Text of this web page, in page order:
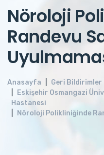
Nöroloji
Randevu
Anasayfa
Geri Bildirimler
Eskişehir Osmangazi
Hastanesi
Nöroloji Polikliniğinde